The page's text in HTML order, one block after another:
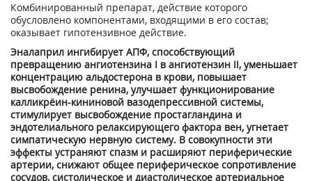
Комбинированный препарат, действие которого
обусловлено компонентами, входящими в его состав;
оказывает гипотензивное действие.
Эналаприл ингибирует АПФ, способствующий
превращению ангиотензина I в ангиотензин II, уменьшает
концентрацию альдостерона в крови, повышает
высвобождение ренина, улучшает функционирование
калликрёин-кининовой вазодепрессивной системы,
стимулирует высвобождение простагландина и
эндотелиального релаксирующего фактора вен, угнетает
симпатическую нервную систему. В совокупности эти
эффекты устраняют спазм и расширяют периферические
артерии, снижают общее периферическое сопротивление
сосудов, систолическое и диастолическое артериальное